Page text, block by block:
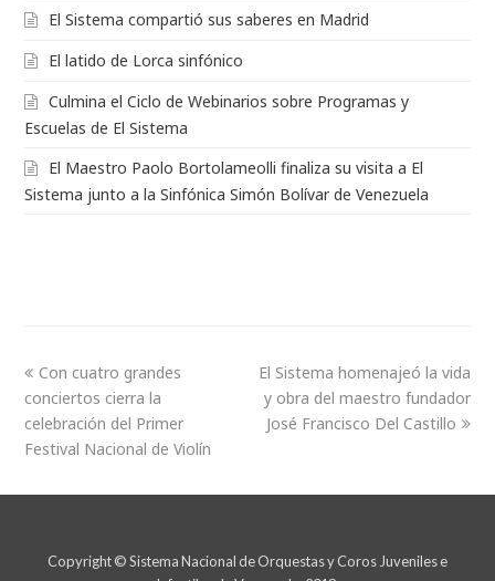
El Sistema compartió sus saberes en Madrid
El latido de Lorca sinfónico
Culmina el Ciclo de Webinarios sobre Programas y
Escuelas de El Sistema
El Maestro Paolo Bortolameolli finaliza su visita a El
Sistema junto a la Sinfónica Simón Bolívar de Venezuela
Con cuatro grandes
conciertos cierra la
celebración del Primer
Festival Nacional de Violín
El Sistema homenajeó la vida
y obra del maestro fundador
José Francisco Del Castillo
Copyright © Sistema Nacional de Orquestas y Coros Juveniles e